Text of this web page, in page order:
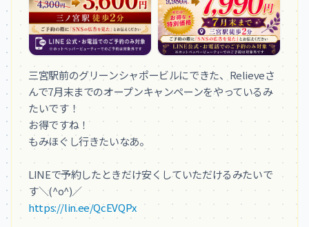
三宮駅前のグリーンシャポービルにできた、Relieveさ
んで7月末までのオープンキャンペーンをやっているみ
たいです！
お得ですね！
もみほぐし行きたいなあ。
LINEで予約したときだけ安くしていただけるみたいで
https://lin.ee/QcEVQPx